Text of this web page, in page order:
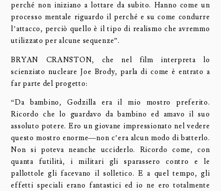
perché non iniziano a lottare da subito. Hanno come un
processo mentale riguardo il perché e su come condurre
l’attacco, perciò quello è il tipo di realismo che avremmo
utilizzato per alcune sequenze”.
BRYAN CRANSTON, che nel film interpreta lo
scienziato nucleare Joe Brody, parla di come è entrato a
far parte del progetto:
“Da bambino, Godzilla era il mio mostro preferito.
Ricordo che lo guardavo da bambino ed amavo il suo
assoluto potere. Ero un giovane impressionato nel vedere
questo mostro enorme—non c’era alcun modo di batterlo.
Non si poteva neanche ucciderlo. Ricordo come, con
quanta futilità, i militari gli sparassero contro e le
pallottole gli facevano il solletico. E a quel tempo, gli
effetti speciali erano fantastici ed io ne ero totalmente